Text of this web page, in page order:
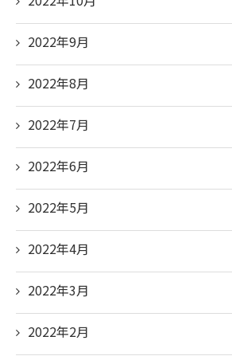
2022年9月
2022年8月
2022年7月
2022年6月
2022年5月
2022年4月
2022年3月
2022年2月